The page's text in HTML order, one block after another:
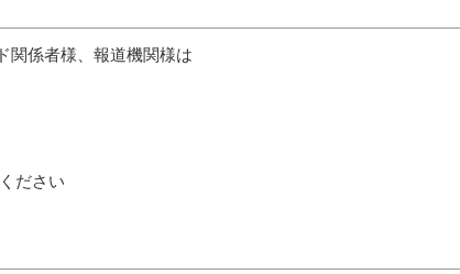
関係者様、報道機関様は
ださい